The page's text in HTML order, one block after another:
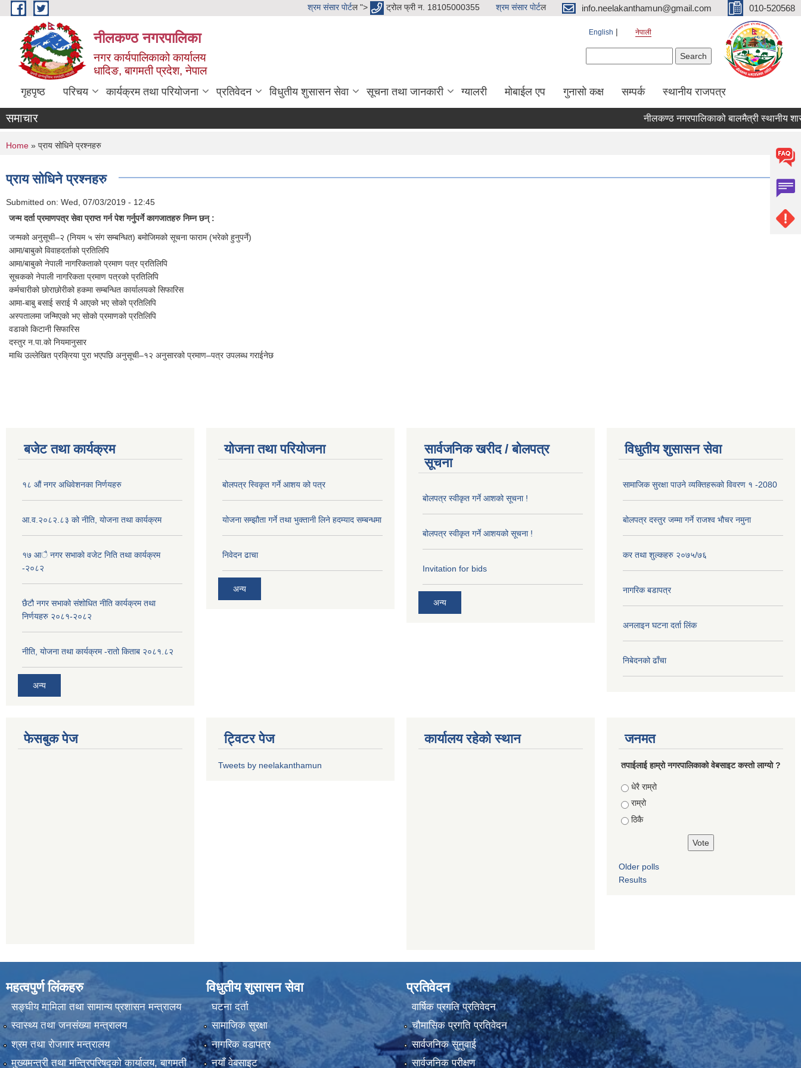
Skip to main content श्रम संसार पाेर्टल "> ट्रोल फ्री न. 18105000355 श्रम संसार पाेर्टल info.neelakanthamun@gmail.com 010-520568
नीलकण्ठ नगरपालिका
नगर कार्यपालिकाको कार्यालय
धादिङ, बागमती प्रदेश, नेपाल
English नेपाली
गृहपृष्ठ परिचय कार्यक्रम तथा परियोजना प्रतिवेदन विधुतीय शुसासन सेवा सूचना तथा जानकारी ग्यालरी मोबाईल एप गुनासो कक्ष सम्पर्क स्थानीय राजपत्र
समाचार नीलकण्ठ नगरपालिकाको बालमैत्री स्थानीय
You are here
Home » प्राय सोधिने प्रश्नहरु
प्राय सोधिने प्रश्नहरु
Submitted on: Wed, 07/03/2019 - 12:45
जन्म दर्ता प्रमाणपत्र सेवा प्राप्त गर्न पेश गर्नुपर्ने कागजातहरु निम्न छन् :
जन्मको अनुसूची–२ (नियम ५ संग सम्बन्धित) बमोजिमको सूचना फाराम (भरेको हुनुपर्ने)
आमा/बाबुको विवाहदर्ताको प्रतिलिपि
आमा/बाबुको नेपाली नागरिकताको प्रमाण पत्र प्रतिलिपि
सूचकको नेपाली नागरिकता प्रमाण पत्रको प्रतिलिपि
कर्मचारीको छोराछोरीको हकमा सम्बन्धित कार्यालयको सिफारिस
आमा-बाबु बसाई सराई भै आएको भए सोको प्रतिलिपि
अस्पतालमा जन्मिएको भए सोको प्रमाणको प्रतिलिपि
वडाको किटानी सिफारिस
दस्तुर न.पा.को नियमानुसार
माथि उल्लेखित प्रक्रिया पुरा भएपछि अनुसूची–१२ अनुसारको प्रमाण–पत्र उपलब्ध गराईनेछ
बजेट तथा कार्यक्रम
१८ औं नगर अधिवेशनका निर्णयहरु
आ.व.२०८२.८३ को नीति, योजना तथा कार्यक्रम
१७ आै नगर सभाकाे वजेट निति तथा कार्यक्रम
-२०८२
छैटौ नगर सभाको संशोधित नीति कार्यक्रम तथा
निर्णयहरु २०८१-२०८२
नीति, योजना तथा कार्यक्रम -रातो किताब २०८१.८२
अन्य
योजना तथा परियोजना
बोलपत्र स्विकृत गर्ने आशय को पत्र
योजना सम्झौता गर्ने तथा भुक्तानी लिने हदम्याद सम्बन्धमा
निवेदन ढाचा
अन्य
सार्वजनिक खरीद / बोलपत्र
सूचना
बोलपत्र स्वीकृत गर्ने आशको सूचना !
बोलपत्र स्वीकृत गर्ने आशयको सूचना !
Invitation for bids
अन्य
विधुतीय शुसासन सेवा
सामाजिक सुरक्षा पाउने व्यक्तिहरूको विवरण १ -2080
बोलपत्र दस्तुर जम्मा गर्ने राजश्व भौचर नमुना
कर तथा शुल्कहरु २०७५/७६
नागरिक बडापत्र
अनलाइन घटना दर्ता लिंक
निबेदनको ढाँचा
फेसबुक पेज ट्विटर पेज
Tweets by neelakanthamun
कार्यालय रहेको स्थान जनमत
तपाईलाई हाम्रो नगरपालिकाको वेबसाइट कस्तो लाग्यो ?
Choices
धेरै राम्रो
राम्रो
ठिकै
Older polls
Results
महत्वपुर्ण लिंकहरु
सङ्घीय मामिला तथा सामान्य प्रशासन मन्त्रालय
स्वास्थ्य तथा जनसंख्या मन्त्रालय
श्रम तथा रोजगार मन्त्रालय
मुख्यमन्त्री तथा मन्त्रिपरिषद्को कार्यालय, बागमती
विधुतीय शुसासन सेवा
घटना दर्ता
सामाजिक सुरक्षा
नागरिक वडापत्र
नयाँ वेबसाइट
प्रतिवेदन
वार्षिक प्रगति प्रतिवेदन
चौमासिक प्रगति प्रतिवेदन
सार्वजनिक सुनुवाई
सार्वजनिक परीक्षण